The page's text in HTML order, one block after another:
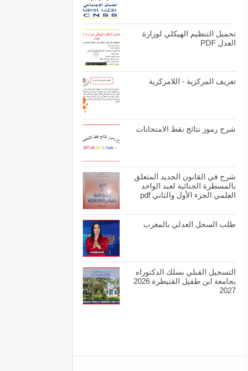
تحميل التنظيم الهيكلي لوزارة
العدل PDF
تعريف المركزية - اللامركزية
شرح رموز نتائج نقط الامتحانات
شرح في القانون الجديد المتعلق
بالمسطرة الجنائية لعبد الواحد
العلمي الجزء الأول والثاني pdf
طلب السجل العدلي بالمغرب
التسجيل القبلي بسلك الدكتوراه
بجامعة ابن طفيل القنيطرة 2026
2027